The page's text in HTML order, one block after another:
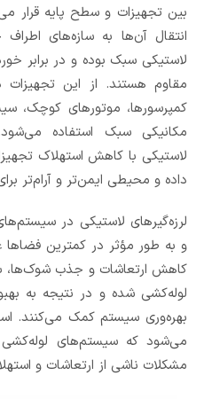
بین تجهیزات و سطح پایه قرار
انتقال آن‌ها به سازه‌های اطراف
لاستیکی سبک بوده و در برابر
مقاوم هستند. از این تجهیزات
کمپرسورها، موتورهای کوچک،
مکانیکی سبک استفاده می‌شود.
لاستیکی با کاهش استهلاک
داده و محیطی ایمن‌تر و آرام‌تر
لرزه‌گیرهای لاستیکی در
و به طور مؤثر در کمترین فضاها
کاهش ارتعاشات و جذب
لوله‌کشی شده و در نتیجه به
بهره‌وری سیستم کمک می‌کنند.
می‌شود که سیستم‌های
مشکلات ناشی از ارتعاشات و